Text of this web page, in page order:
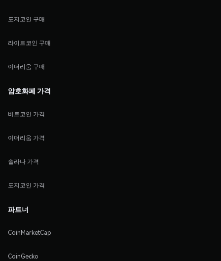
도지코인 구매
라이트코인 구매
이더리움 구매
암호화폐 가격
비트코인 가격
이더리움 가격
솔라나 가격
도지코인 가격
파트너
CoinMarketCap
CoinGecko